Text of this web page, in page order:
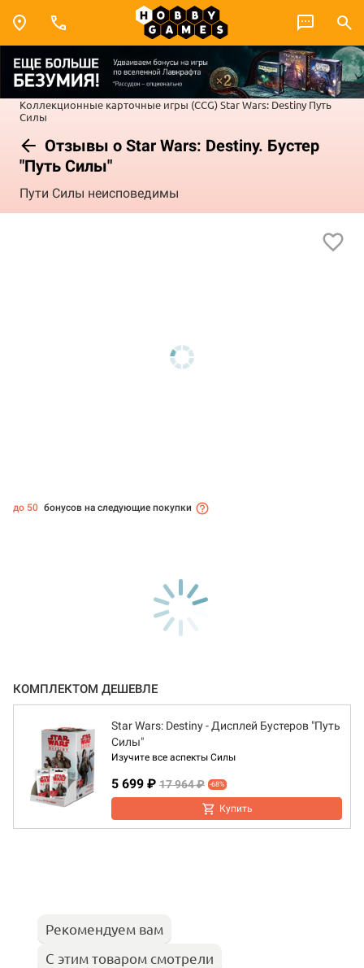
Коллекционные карточные игры (CCG)Star Wars: Destiny Путь
Силы
Отзывы о Star Wars: Destiny. Бустер
"Путь Силы"
Пути Силы неисповедимы
до 50 бонусов на следующие покупки
КОМПЛЕКТОМ ДЕШЕВЛЕ
Star Wars: Destiny - Дисплей Бустеров "Путь
Силы"
Изучите все аспекты Силы
5 699 ₽ 17 964 ₽ -68%
Купить
Рекомендуем вам
С этим товаром смотрели